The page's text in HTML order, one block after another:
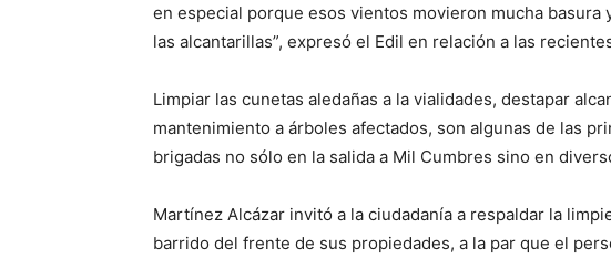
en especial porque esos vientos movieron mucha basura
las alcantarillas”, expresó el Edil en relación a las
Limpiar las cunetas aledañas a la vialidades, destapar
mantenimiento a árboles afectados, son algunas de las
brigadas no sólo en la salida a Mil Cumbres sino en
Martínez Alcázar invitó a la ciudadanía a respaldar la
barrido del frente de sus propiedades, a la par que el